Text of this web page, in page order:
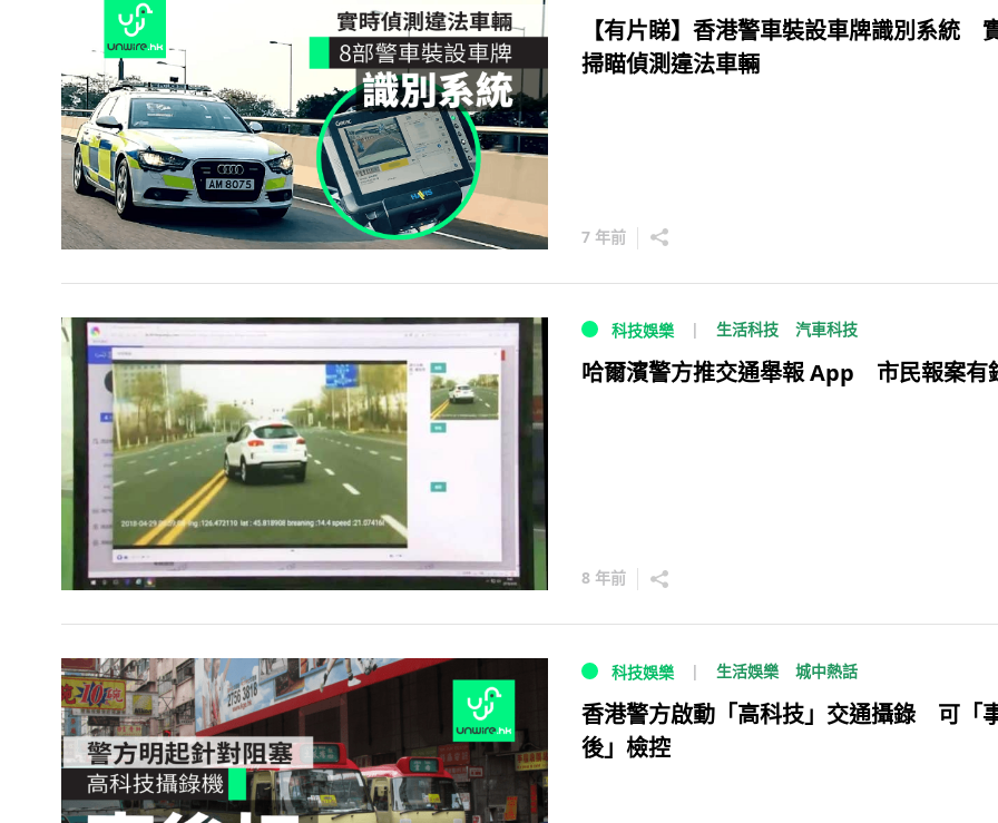
【有片睇】香港警車裝設車牌識別系統
掃瞄偵測違法車輛
7 年前
科技娛樂 生活科技 汽車科技
哈爾濱警方推交通舉報 App 市民報案有
8 年前
科技娛樂 生活娛樂 城中熱話
香港警方啟動「高科技」交通攝錄 可「
後」檢控